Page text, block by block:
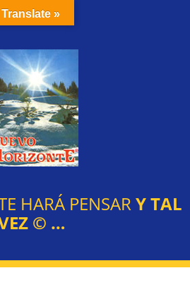
HARÁ PENSARY TAL
© …
Translate »